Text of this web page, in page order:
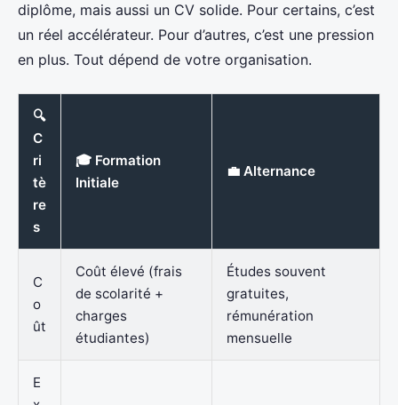
diplôme, mais aussi un CV solide. Pour certains, c’est
un réel accélérateur. Pour d’autres, c’est une pression
en plus. Tout dépend de votre organisation.
🔍
C
ri
tè
re
s
🎓 Formation
Initiale
💼 Alternance
C
o
ût
Coût élevé (frais
de scolarité +
charges
étudiantes)
Études souvent
gratuites,
rémunération
mensuelle
E